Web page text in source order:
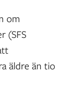
om
(SFS
äldre än tio